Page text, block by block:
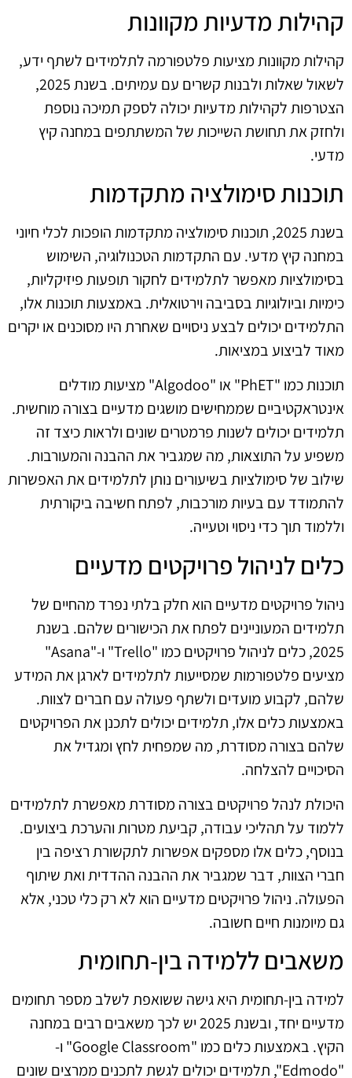
קהילות מדעיות מקוונות
קהילות מקוונות מציעות פלטפורמה לתלמידים לשתף ידע,
לשאול שאלות ולבנות קשרים עם עמיתים. בשנת 2025,
הצטרפות לקהילות מדעיות יכולה לספק תמיכה נוספת
ולחזק את תחושת השייכות של המשתתפים במחנה קיץ
מדעי.
תוכנות סימולציה מתקדמות
בשנת 2025, תוכנות סימולציה מתקדמות הופכות לכלי חיוני
במחנה קיץ מדעי. עם התקדמות הטכנולוגיה, השימוש
בסימולציות מאפשר לתלמידים לחקור תופעות פיזיקליות,
כימיות וביולוגיות בסביבה וירטואלית. באמצעות תוכנות אלו,
התלמידים יכולים לבצע ניסויים שאחרת היו מסוכנים או יקרים
מאוד לביצוע במציאות.
תוכנות כמו "PhET" או "Algodoo" מציעות מודלים
אינטראקטיביים שממחישים מושגים מדעיים בצורה מוחשית.
תלמידים יכולים לשנות פרמטרים שונים ולראות כיצד זה
משפיע על התוצאות, מה שמגביר את ההבנה והמעורבות.
שילוב של סימולציות בשיעורים נותן לתלמידים את האפשרות
להתמודד עם בעיות מורכבות, לפתח חשיבה ביקורתית
וללמוד תוך כדי ניסוי וטעייה.
כלים לניהול פרויקטים מדעיים
ניהול פרויקטים מדעיים הוא חלק בלתי נפרד מהחיים של
תלמידים המעוניינים לפתח את הכישורים שלהם. בשנת
2025, כלים לניהול פרויקטים כמו "Trello" ו-"Asana"
מציעים פלטפורמות שמסייעות לתלמידים לארגן את המידע
שלהם, לקבוע מועדים ולשתף פעולה עם חברים לצוות.
באמצעות כלים אלו, תלמידים יכולים לתכנן את הפרויקטים
שלהם בצורה מסודרת, מה שמפחית לחץ ומגדיל את
הסיכויים להצלחה.
היכולת לנהל פרויקטים בצורה מסודרת מאפשרת לתלמידים
ללמוד על תהליכי עבודה, קביעת מטרות והערכת ביצועים.
בנוסף, כלים אלו מספקים אפשרות לתקשורת רציפה בין
חברי הצוות, דבר שמגביר את ההבנה ההדדית ואת שיתוף
הפעולה. ניהול פרויקטים מדעיים הוא לא רק כלי טכני, אלא
גם מיומנות חיים חשובה.
משאבים ללמידה בין-תחומית
למידה בין-תחומית היא גישה ששואפת לשלב מספר תחומים
מדעיים יחד, ובשנת 2025 יש לכך משאבים רבים במחנה
הקיץ. באמצעות כלים כמו "Google Classroom" ו-
"Edmodo", תלמידים יכולים לגשת לתכנים ממרצים שונים